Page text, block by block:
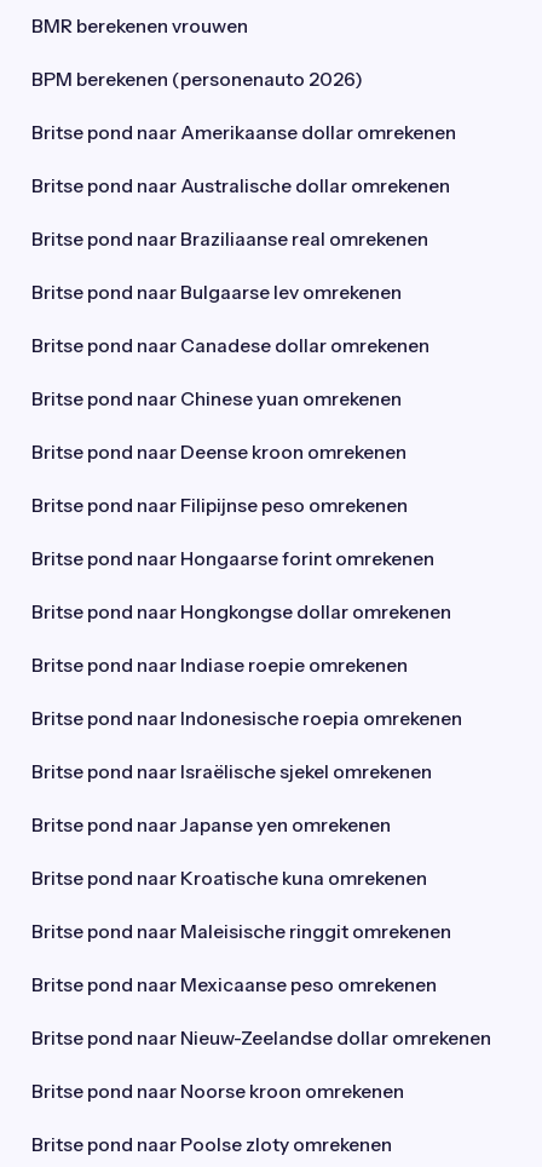
BMR berekenen vrouwen
BPM berekenen (personenauto 2026)
Britse pond naar Amerikaanse dollar omrekenen
Britse pond naar Australische dollar omrekenen
Britse pond naar Braziliaanse real omrekenen
Britse pond naar Bulgaarse lev omrekenen
Britse pond naar Canadese dollar omrekenen
Britse pond naar Chinese yuan omrekenen
Britse pond naar Deense kroon omrekenen
Britse pond naar Filipijnse peso omrekenen
Britse pond naar Hongaarse forint omrekenen
Britse pond naar Hongkongse dollar omrekenen
Britse pond naar Indiase roepie omrekenen
Britse pond naar Indonesische roepia omrekenen
Britse pond naar Israëlische sjekel omrekenen
Britse pond naar Japanse yen omrekenen
Britse pond naar Kroatische kuna omrekenen
Britse pond naar Maleisische ringgit omrekenen
Britse pond naar Mexicaanse peso omrekenen
Britse pond naar Nieuw-Zeelandse dollar omrekenen
Britse pond naar Noorse kroon omrekenen
Britse pond naar Poolse zloty omrekenen